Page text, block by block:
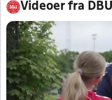
Videoer fra DBU